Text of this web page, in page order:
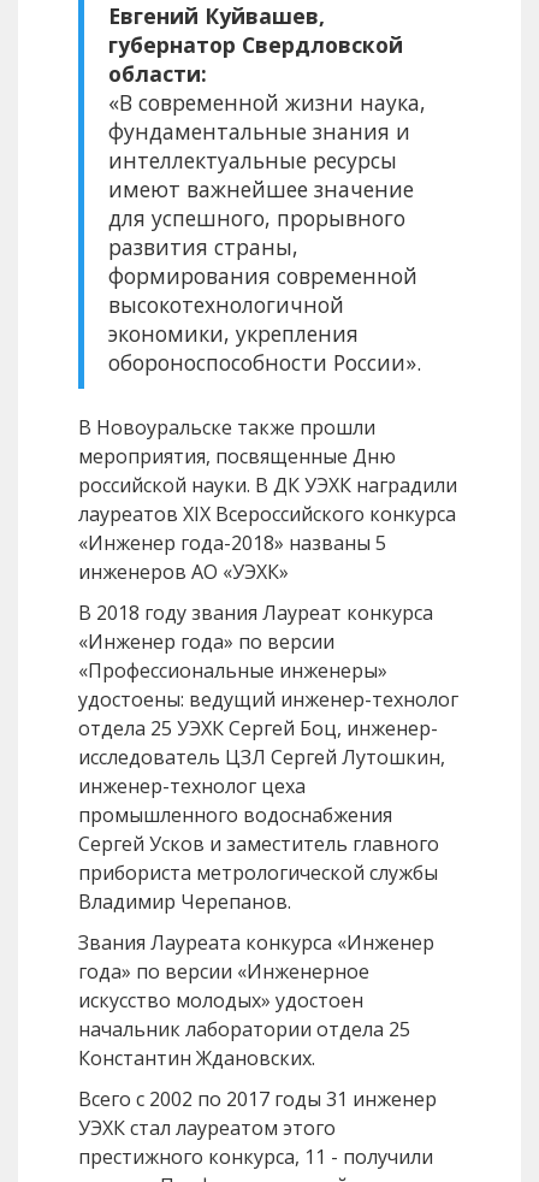
Евгений Куйвашев,
губернатор Свердловской
области:
«В современной жизни наука,
фундаментальные знания и
интеллектуальные ресурсы
имеют важнейшее значение
для успешного, прорывного
развития страны,
формирования современной
высокотехнологичной
экономики, укрепления
обороноспособности России».
В Новоуральске также прошли
мероприятия, посвященные Дню
российской науки. В ДК УЭХК наградили
лауреатов XIX Всероссийского конкурса
«Инженер года-2018» названы 5
инженеров АО «УЭХК»
В 2018 году звания Лауреат конкурса
«Инженер года» по версии
«Профессиональные инженеры»
удостоены: ведущий инженер-технолог
отдела 25 УЭХК Сергей Боц, инженер-
исследователь ЦЗЛ Сергей Лутошкин,
инженер-технолог цеха
промышленного водоснабжения
Сергей Усков и заместитель главного
прибориста метрологической службы
Владимир Черепанов.
Звания Лауреата конкурса «Инженер
года» по версии «Инженерное
искусство молодых» удостоен
начальник лаборатории отдела 25
Константин Ждановских.
Всего с 2002 по 2017 годы 31 инженер
УЭХК стал лауреатом этого
престижного конкурса, 11 - получили